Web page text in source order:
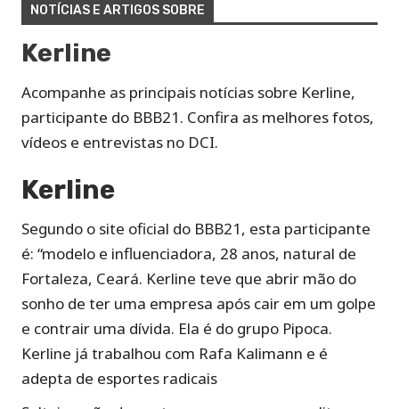
NOTÍCIAS E ARTIGOS SOBRE
Kerline
Acompanhe as principais notícias sobre Kerline,
participante do BBB21. Confira as melhores fotos,
vídeos e entrevistas no DCI.
Kerline
Segundo o site oficial do BBB21, esta participante
é: “modelo e influenciadora, 28 anos, natural de
Fortaleza, Ceará. Kerline teve que abrir mão do
sonho de ter uma empresa após cair em um golpe
e contrair uma dívida. Ela é do grupo Pipoca.
Kerline já trabalhou com Rafa Kalimann e é
adepta de esportes radicais